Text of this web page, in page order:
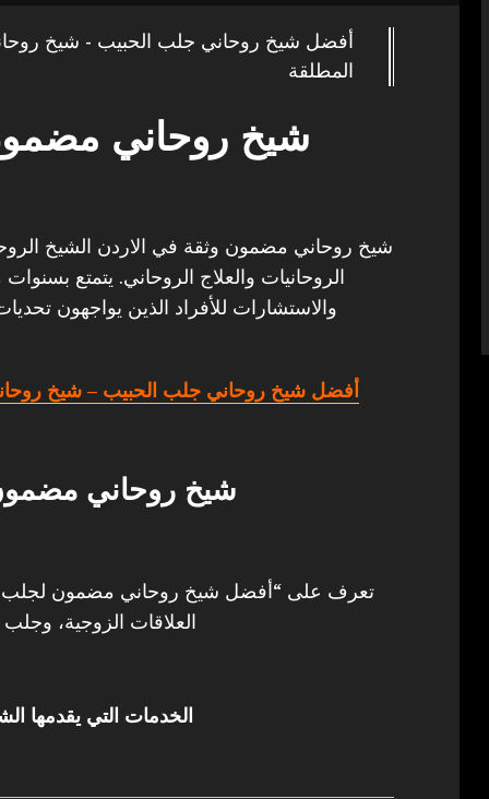
أفضل شيخ روحاني جلب الحبيب - شيخ
المطلقة
شيخ روحاني
شيخ روحاني مضمون وثقة في الاردن الشيخ
الروحانيات والعلاج الروحاني. يتمتع
والاستشارات للأفراد الذين يواجهون
أفضل شيخ روحاني جلب الحبيب – شيخ
شيخ روحاني
تعرف على “أفضل شيخ روحاني مضمون لجلب
العلاقات الزوجية،
الخدمات التي يقدمها